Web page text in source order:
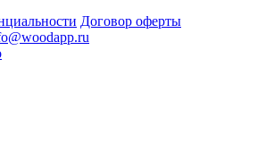
Договор оферты